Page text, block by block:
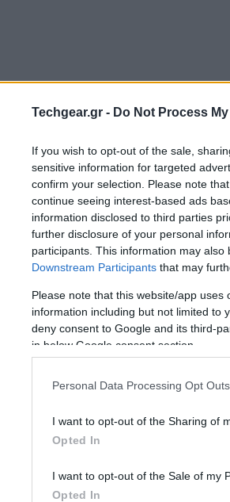
Techgear.gr - Do Not Process
If you wish to opt-out of the sale,
sensitive information for targeted
confirm your selection. Please note
continue seeing interest-based ads
information disclosed to third parties
further disclosure of your personal
participants. This information may
Downstream Participants that may
Please note that this website/app
information including but not limited to
deny consent to Google and its third-
in below Google consent section.
Personal Data Processing Opt Outs
I want to opt-out of the Sharing of
Opted In
I want to opt-out of the Sale of my
Opted In